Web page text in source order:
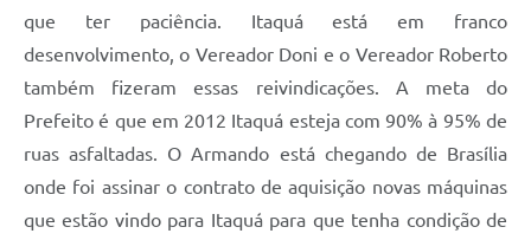
que ter paciência. Itaquá está em franco
desenvolvimento, o Vereador Doni e o Vereador Roberto
também fizeram essas reivindicações. A meta do
Prefeito é que em 2012 Itaquá esteja com 90% à 95% de
ruas asfaltadas. O Armando está chegando de Brasília
onde foi assinar o contrato de aquisição novas máquinas
que estão vindo para Itaquá para que tenha condição de